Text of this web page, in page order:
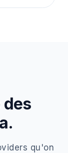
des
qu'on